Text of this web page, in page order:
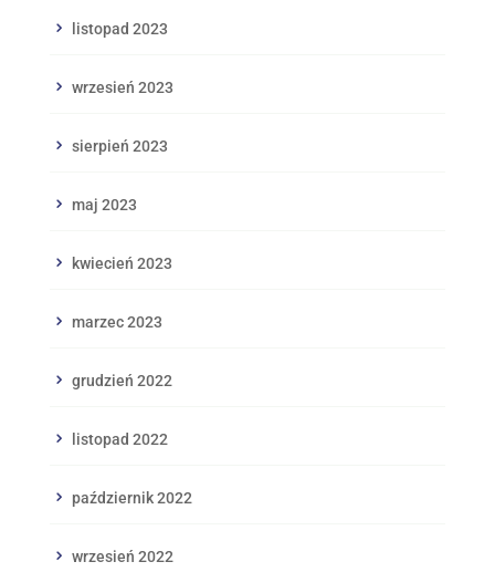
listopad 2023
wrzesień 2023
sierpień 2023
maj 2023
kwiecień 2023
marzec 2023
grudzień 2022
listopad 2022
październik 2022
wrzesień 2022